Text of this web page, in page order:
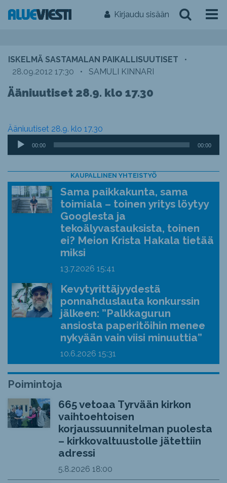
Kirjaudu sisään
ISKELMÄ SASTAMALAN PAIKALLISUUTISET
•
28.09.2012 17:30
• SAMULI KINNARI
Ääniuutiset 28.9. klo 17.30
Ääniuutiset 28.9. klo 17.30
Äänitoistin
00:00 00:00
KAUPALLINEN YHTEISTYÖ
Sama paikkakunta, sama
toimiala – toinen yritys löytyy
Googlesta ja
tekoälyvastauksista, toinen
ei? Meion Krista Hakala tietää
miksi
13.7.2026 15:41
Kevytyrittäjyydestä
ponnahduslauta konkurssin
jälkeen: ”Palkkagurun
ansiosta paperitöihin menee
nykyään vain viisi minuuttia”
10.6.2026 15:31
Poimintoja
665 vetoaa Tyrvään kirkon
vaihtoehtoisen
korjaussuunnitelman puolesta
– kirkkovaltuustolle jätettiin
adressi
5.8.2026 18:00